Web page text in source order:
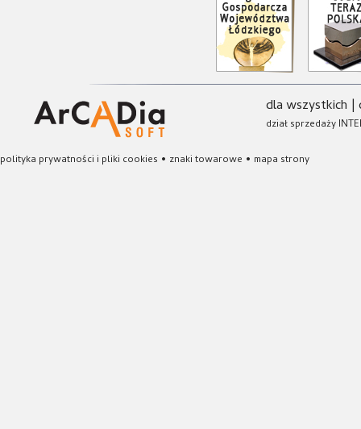
dla wszystkich |
dział sprzedaży
polityka prywatności i pliki cookies • znaki towarowe • mapa strony